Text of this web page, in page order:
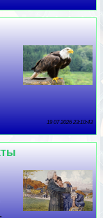
19 07 2026 23:10:43